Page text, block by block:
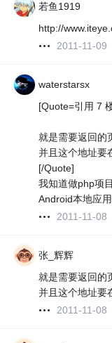
若鱼1919
http://
2011-11-09
waterstarsx
[Quote=引用 7
就是需要返回的
并且这个地址要
[/Quote]
我知道做php项
Android本地应
2011-11-08
张_辉辉
就是需要返回的
并且这个地址要
2011-11-08